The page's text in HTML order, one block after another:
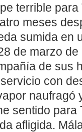
terrible
meses
sumida en
de marzo
de sus
con
naufragó
sentido para
afligida.